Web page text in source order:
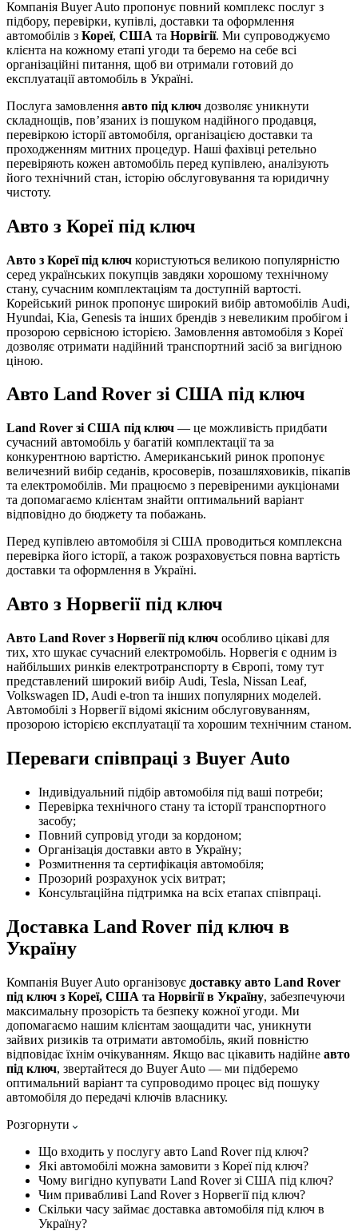
Компанія Buyer Auto пропонує повний комплекс послуг з
підбору, перевірки, купівлі, доставки та оформлення
автомобілів з Кореї, США та Норвігії. Ми супроводжуємо
клієнта на кожному етапі угоди та беремо на себе всі
організаційні питання, щоб ви отримали готовий до
експлуатації автомобіль в Україні.
Послуга замовлення авто під ключ дозволяє уникнути
складнощів, пов’язаних із пошуком надійного продавця,
перевіркою історії автомобіля, організацією доставки та
проходженням митних процедур. Наші фахівці ретельно
перевіряють кожен автомобіль перед купівлею, аналізують
його технічний стан, історію обслуговування та юридичну
чистоту.
Авто з Кореї під ключ
Авто з Кореї під ключ користуються великою популярністю
серед українських покупців завдяки хорошому технічному
стану, сучасним комплектаціям та доступній вартості.
Корейський ринок пропонує широкий вибір автомобілів Audi,
Hyundai, Kia, Genesis та інших брендів з невеликим пробігом і
прозорою сервісною історією. Замовлення автомобіля з Кореї
дозволяє отримати надійний транспортний засіб за вигідною
ціною.
Авто Land Rover зі США під ключ
Land Rover зі США під ключ — це можливість придбати
сучасний автомобіль у багатій комплектації та за
конкурентною вартістю. Американський ринок пропонує
величезний вибір седанів, кросоверів, позашляховиків, пікапів
та електромобілів. Ми працюємо з перевіреними аукціонами
та допомагаємо клієнтам знайти оптимальний варіант
відповідно до бюджету та побажань.
Перед купівлею автомобіля зі США проводиться комплексна
перевірка його історії, а також розраховується повна вартість
доставки та оформлення в Україні.
Авто з Норвегії під ключ
Авто Land Rover з Норвегії під ключ особливо цікаві для
тих, хто шукає сучасний електромобіль. Норвегія є одним із
найбільших ринків електротранспорту в Європі, тому тут
представлений широкий вибір Audi, Tesla, Nissan Leaf,
Volkswagen ID, Audi e-tron та інших популярних моделей.
Автомобілі з Норвегії відомі якісним обслуговуванням,
прозорою історією експлуатації та хорошим технічним станом.
Переваги співпраці з Buyer Auto
Індивідуальний підбір автомобіля під ваші потреби;
Перевірка технічного стану та історії транспортного
засобу;
Повний супровід угоди за кордоном;
Організація доставки авто в Україну;
Розмитнення та сертифікація автомобіля;
Прозорий розрахунок усіх витрат;
Консультаційна підтримка на всіх етапах співпраці.
Доставка Land Rover під ключ в
Україну
Компанія Buyer Auto організовує доставку авто Land Rover
під ключ з Кореї, США та Норвігії в Україну, забезпечуючи
максимальну прозорість та безпеку кожної угоди. Ми
допомагаємо нашим клієнтам заощадити час, уникнути
зайвих ризиків та отримати автомобіль, який повністю
відповідає їхнім очікуванням. Якщо вас цікавить надійне авто
під ключ, звертайтеся до Buyer Auto — ми підберемо
оптимальний варіант та супроводимо процес від пошуку
автомобіля до передачі ключів власнику.
Розгорнути
Що входить у послугу авто Land Rover під ключ?
Які автомобілі можна замовити з Кореї під ключ?
Чому вигідно купувати Land Rover зі США під ключ?
Чим привабливі Land Rover з Норвегії під ключ?
Скільки часу займає доставка автомобіля під ключ в
Україну?